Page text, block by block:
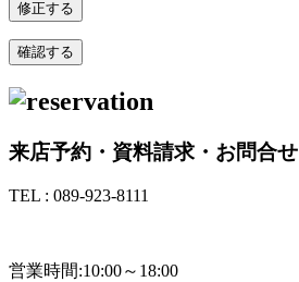
来店予約・資料請求・お問合せ
TEL : 089-923-8111
営業時間:10:00～18:00